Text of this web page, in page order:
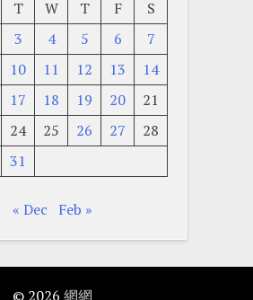
T W T F
S
3 4 5 6
7
10 11 12 13
14
17 18 19 20
21
24 25 26 27
28
31
« Dec Feb »
© 2026 網網